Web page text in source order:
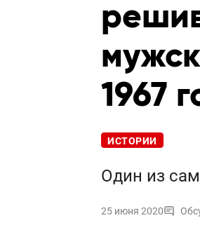
1967
ИСТОРИИ
Один из
25 июня 2020